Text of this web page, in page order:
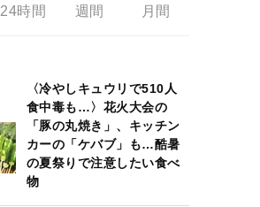
24時間 週間 月間
〈冷やしキュウリで510人
食中毒も…〉花火大会の
「豚の丸焼き」、キッチン
カーの「ケバブ」も…酷暑
の夏祭りで注意したい食べ
物